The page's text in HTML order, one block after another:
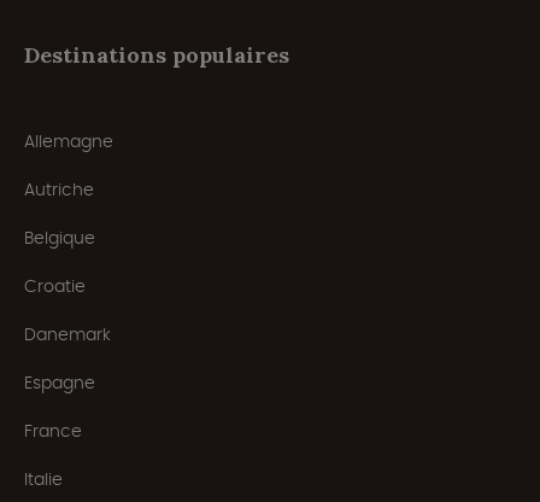
Destinations populaires
Allemagne
Autriche
Belgique
Croatie
Danemark
Espagne
France
Italie